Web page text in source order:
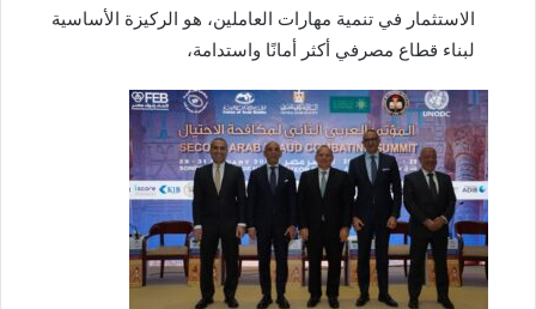
الاستثمار في تنمية مهارات العاملين، هو الركيزة الأساسية
لبناء قطاع مصرفي أكثر أمانًا واستدامة،